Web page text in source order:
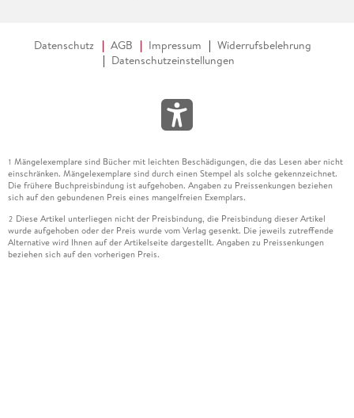
Datenschutz AGB Impressum
Widerrufsbelehrung
Datenschutzeinstellungen
1 Mängelexemplare sind Bücher mit leichten Beschädigungen, die das Lesen aber nicht
einschränken. Mängelexemplare sind durch einen Stempel als solche gekennzeichnet.
Die frühere Buchpreisbindung ist aufgehoben. Angaben zu Preissenkungen beziehen
sich auf den gebundenen Preis eines mangelfreien Exemplars.
2 Diese Artikel unterliegen nicht der Preisbindung, die Preisbindung dieser Artikel
wurde aufgehoben oder der Preis wurde vom Verlag gesenkt. Die jeweils zutreffende
Alternative wird Ihnen auf der Artikelseite dargestellt. Angaben zu Preissenkungen
beziehen sich auf den vorherigen Preis.